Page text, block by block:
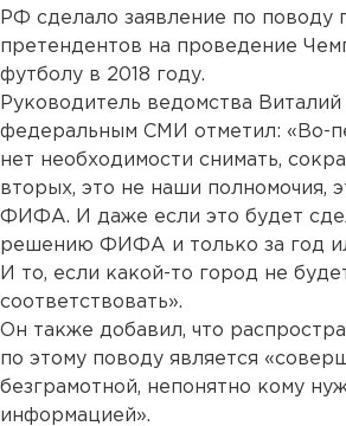
РФ сделало заявление по поводу
претендентов на проведение
футболу в 2018 году.
Руководитель ведомства
федеральным СМИ отметил: «Во-
нет необходимости снимать,
вторых, это не наши полномочия,
ФИФА. И даже если это будет
решению ФИФА и только за год
И то, если какой-то город не
соответствовать».
Он также добавил, что
по этому поводу является
безграмотной, непонятно кому
информацией».